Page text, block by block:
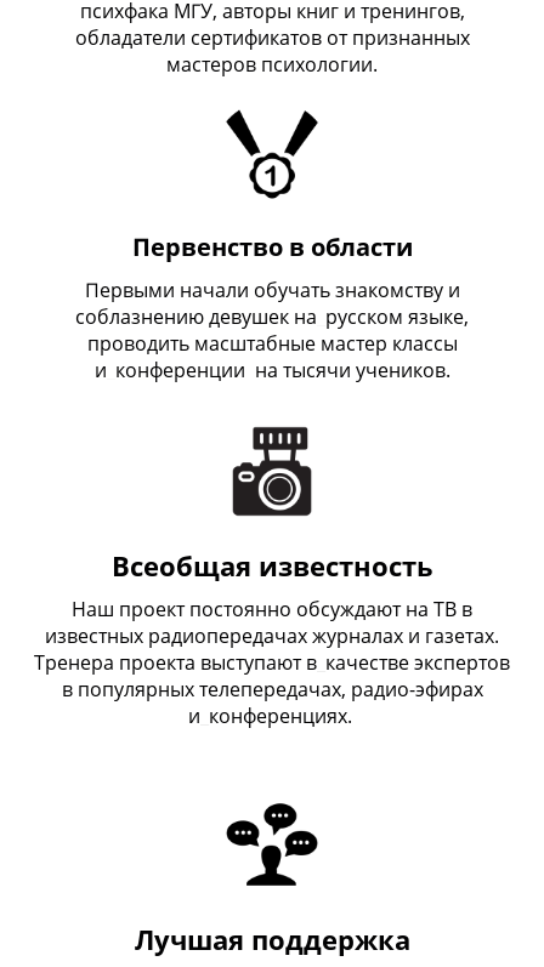
психфака МГУ, авторы книг и тренингов,
обладатели сертификатов от признанных
мастеров психологии.
Первенство в области
Первыми начали обучать знакомству и
соблазнению девушек на русском языке,
проводить масштабные мастер классы
и конференции на тысячи учеников.
Всеобщая известность
Наш проект постоянно обсуждают на ТВ в
известных радиопередачах журналах и газетах.
Тренера проекта выступают в качестве экспертов
в популярных телепередачах, радио-эфирах
и конференциях.
Лучшая поддержка